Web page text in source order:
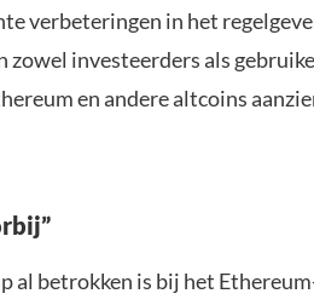
verbeteringen in het
investeerders als
en andere altcoins
al betrokken is bij het